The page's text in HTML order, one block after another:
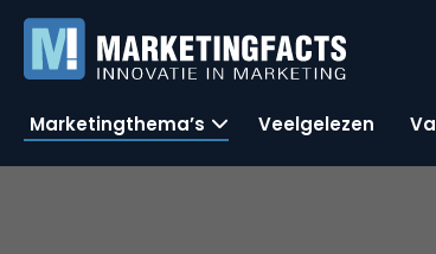
Marketingthema’s Veelgelezen